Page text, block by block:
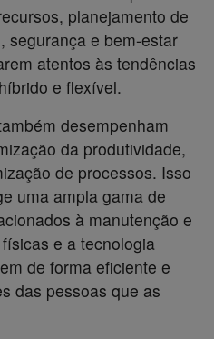
planejamento de
segurança e bem-estar
atentos às tendências
e flexível.
desempenham
da produtividade,
de processos. Isso
uma ampla gama de
à manutenção e
e a tecnologia
de forma eficiente e
das pessoas que as